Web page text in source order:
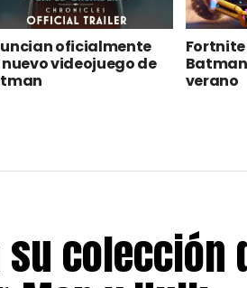
oficialmente
nuevo videojuego de
verano
su colección